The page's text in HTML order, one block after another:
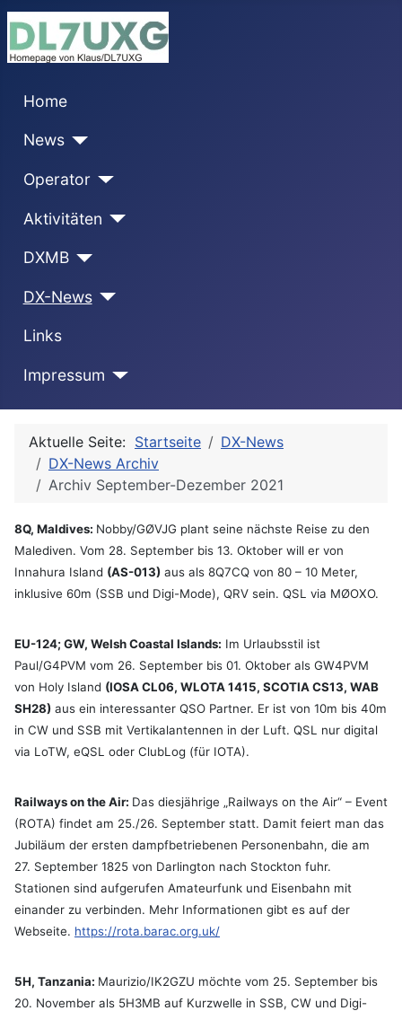
Home
News
Operator
Aktivitäten
DXMB
DX-News
Links
Impressum
Aktuelle Seite: Startseite
DX-News
DX-News Archiv
Archiv September-Dezember 2021
8Q, Maldives: Nobby/GØVJG plant seine nächste Reise zu den
Malediven. Vom 28. September bis 13. Oktober will er von
Innahura Island (AS-013) aus als 8Q7CQ von 80 – 10 Meter,
inklusive 60m (SSB und Digi-Mode), QRV sein. QSL via MØOXO.
EU-124; GW, Welsh Coastal Islands: Im Urlaubsstil ist
Paul/G4PVM vom 26. September bis 01. Oktober als GW4PVM
von Holy Island (IOSA CL06, WLOTA 1415, SCOTIA CS13, WAB
SH28) aus ein interessanter QSO Partner. Er ist von 10m bis 40m
in CW und SSB mit Vertikalantennen in der Luft. QSL nur digital
via LoTW, eQSL oder ClubLog (für IOTA).
Railways on the Air: Das diesjährige „Railways on the Air“ – Event
(ROTA) findet am 25./26. September statt. Damit feiert man das
Jubiläum der ersten dampfbetriebenen Personenbahn, die am
27. September 1825 von Darlington nach Stockton fuhr.
Stationen sind aufgerufen Amateurfunk und Eisenbahn mit
einander zu verbinden. Mehr Informationen gibt es auf der
Webseite. https://rota.barac.org.uk/
5H, Tanzania: Maurizio/IK2GZU möchte vom 25. September bis
20. November als 5H3MB auf Kurzwelle in SSB, CW und Digi-